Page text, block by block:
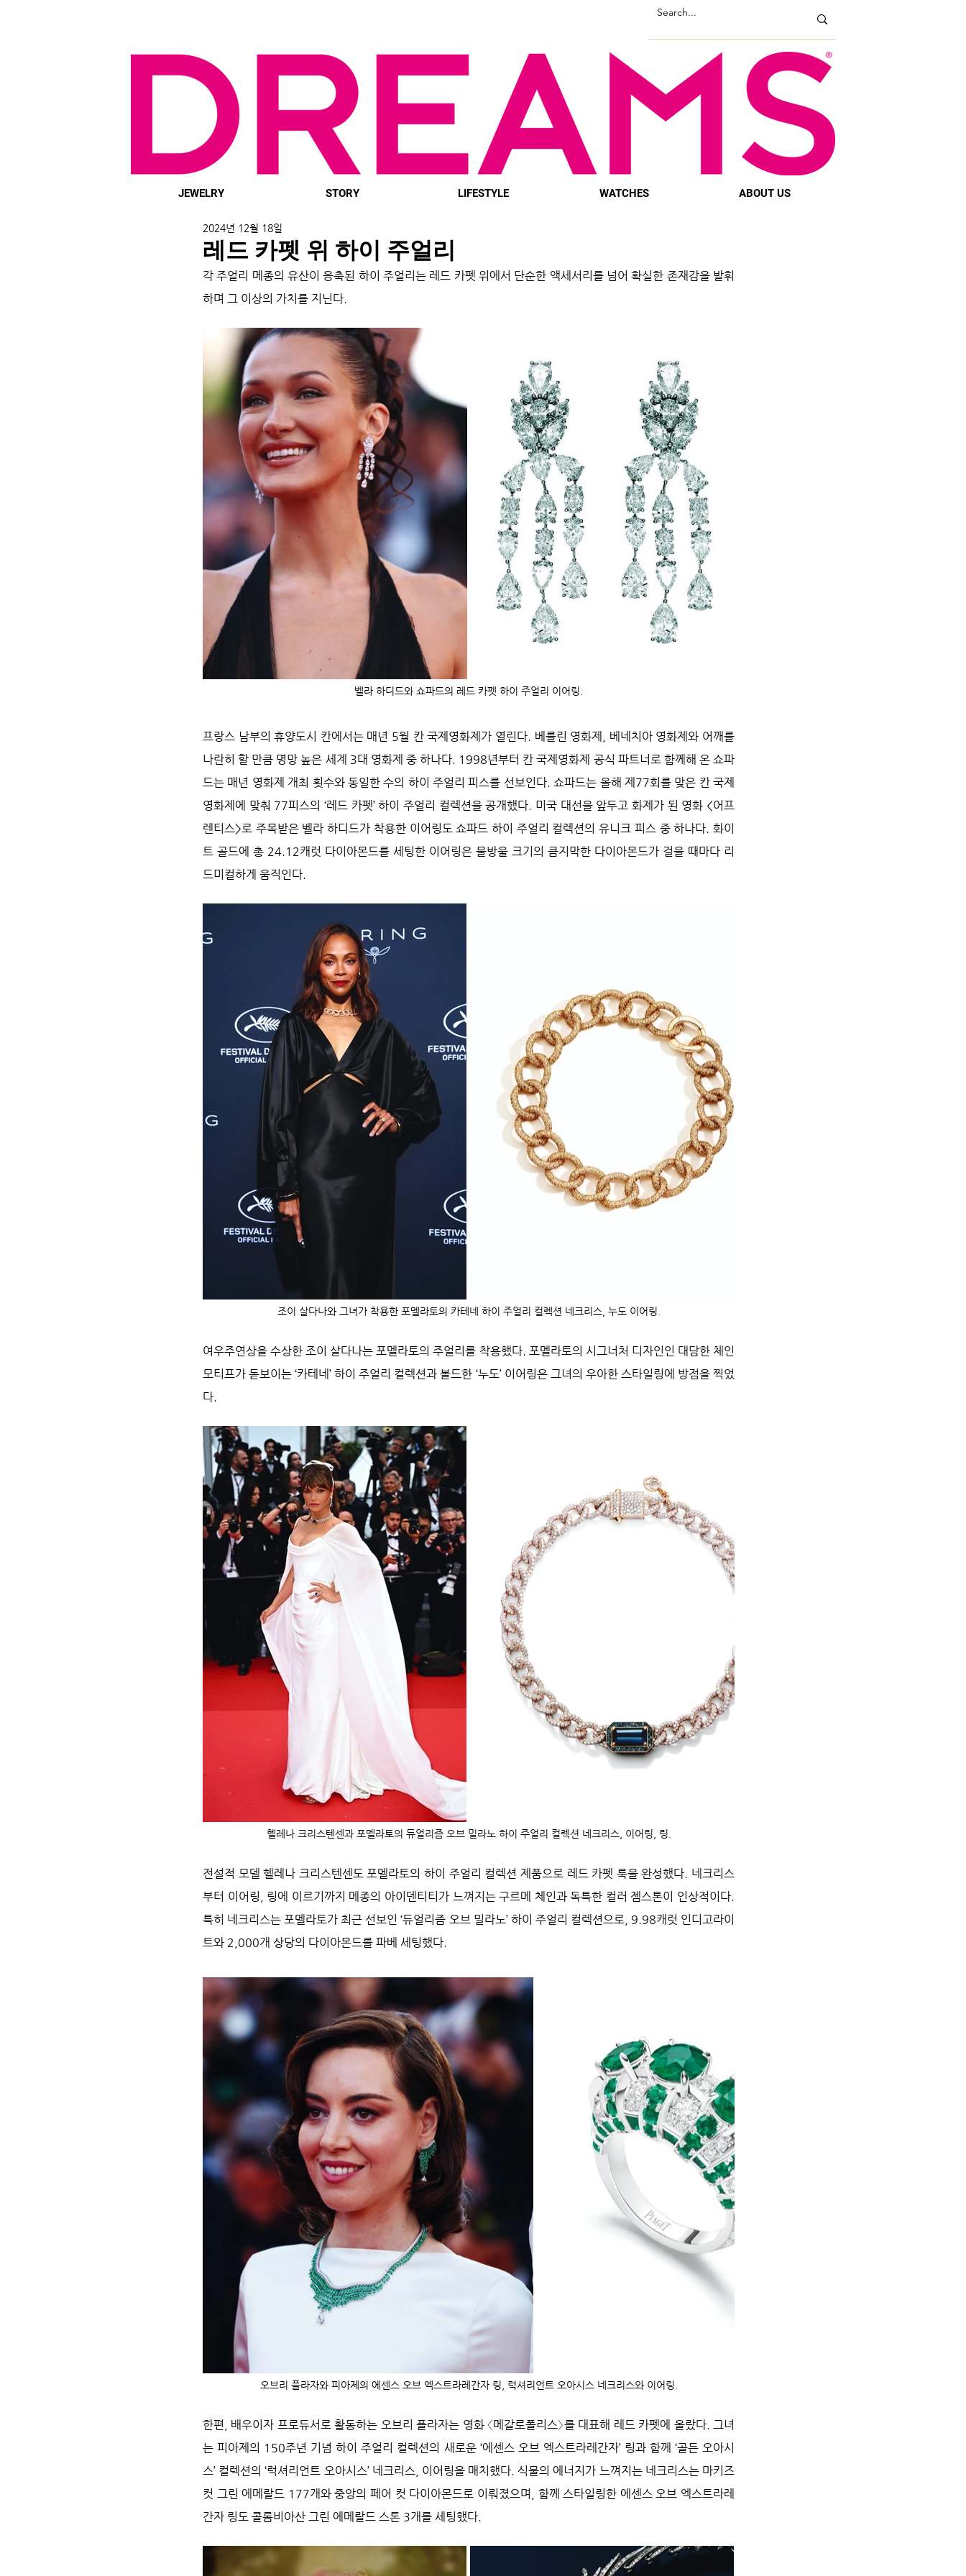
JEWELRY STORY LIFESTYLE WATCHES ABOUT US
레드 카펫 위 하이 주얼리
2024년 12월 18일
각 주얼리 메종의 유산이 응축된 하이 주얼리는 레드 카펫 위에서 단순한 액세서리를 넘어 확실한 존재감을 발휘
하며 그 이상의 가치를 지닌다.
벨라 하디드와 쇼파드의 레드 카펫 하이 주얼리 이어링.
프랑스 남부의 휴양도시 칸에서는 매년 5월 칸 국제영화제가 열린다. 베를린 영화제, 베네치아 영화제와 어깨를
나란히 할 만큼 명망 높은 세계 3대 영화제 중 하나다. 1998년부터 칸 국제영화제 공식 파트너로 함께해 온 쇼파
드는 매년 영화제 개최 횟수와 동일한 수의 하이 주얼리 피스를 선보인다. 쇼파드는 올해 제77회를 맞은 칸 국제
영화제에 맞춰 77피스의 ‘레드 카펫’ 하이 주얼리 컬렉션을 공개했다. 미국 대선을 앞두고 화제가 된 영화 <어프
렌티스>로 주목받은 벨라 하디드가 착용한 이어링도 쇼파드 하이 주얼리 컬렉션의 유니크 피스 중 하나다. 화이
트 골드에 총 24.12캐럿 다이아몬드를 세팅한 이어링은 물방울 크기의 큼지막한 다이아몬드가 걸을 때마다 리
드미컬하게 움직인다.
조이 살다나와 그녀가 착용한 포멜라토의 카테네 하이 주얼리 컬렉션 네크리스, 누도 이어링.
여우주연상을 수상한 조이 살다나는 포멜라토의 주얼리를 착용했다. 포멜라토의 시그너처 디자인인 대담한 체인
모티프가 돋보이는 ‘카테네’ 하이 주얼리 컬렉션과 볼드한 ‘누도’ 이어링은 그녀의 우아한 스타일링에 방점을 찍었
다.
헬레나 크리스텐센과 포멜라토의 듀얼리즘 오브 밀라노 하이 주얼리 컬렉션 네크리스, 이어링, 링.
전설적 모델 헬레나 크리스텐센도 포멜라토의 하이 주얼리 컬렉션 제품으로 레드 카펫 룩을 완성했다. 네크리스
부터 이어링, 링에 이르기까지 메종의 아이덴티티가 느껴지는 구르메 체인과 독특한 컬러 젬스톤이 인상적이다.
특히 네크리스는 포멜라토가 최근 선보인 ‘듀얼리즘 오브 밀라노’ 하이 주얼리 컬렉션으로, 9.98캐럿 인디고라이
트와 2,000개 상당의 다이아몬드를 파베 세팅했다.
오브리 플라자와 피아제의 에센스 오브 엑스트라레간자 링, 럭셔리언트 오아시스 네크리스와 이어링.
한편, 배우이자 프로듀서로 활동하는 오브리 플라자는 영화 〈메갈로폴리스〉를 대표해 레드 카펫에 올랐다. 그녀
는 피아제의 150주년 기념 하이 주얼리 컬렉션의 새로운 ‘에센스 오브 엑스트라레간자’ 링과 함께 ‘골든 오아시
스’ 컬렉션의 ‘럭셔리언트 오아시스’ 네크리스, 이어링을 매치했다. 식물의 에너지가 느껴지는 네크리스는 마키즈
컷 그린 에메랄드 177개와 중앙의 페어 컷 다이아몬드로 이뤄졌으며, 함께 스타일링한 에센스 오브 엑스트라레
간자 링도 콜롬비아산 그린 에메랄드 스톤 3개를 세팅했다.